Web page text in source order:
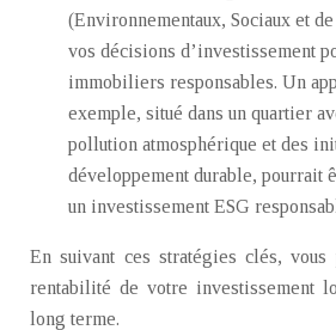
(Environnementaux, Sociaux et
vos décisions d’investissement
immobiliers responsables. Un
exemple, situé dans un quartier
pollution atmosphérique et des
développement durable, pourrait
un investissement ESG
En suivant ces stratégies clés, vous
rentabilité de votre investissement
long terme.